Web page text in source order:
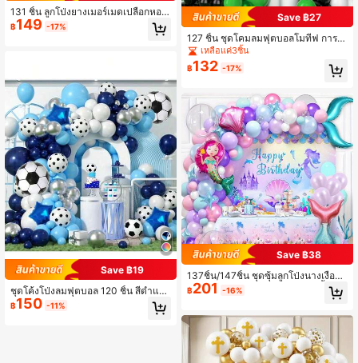
131 ชิ้น ลูกโป่งยางเมอร์เมดเปลือกหอย
สีชมพู, ม่วง, ส้ม ชุดซุ้มโค้งพวงมาลัย, ข
องตกแต่งงานวันเกิดธีมเจ้าหญิงใต้ทะเ
฿149 -17%
Save ฿19
ชุดโค้งโป่งลมฟุตบอล 120 ชิ้น สีดำและ
สีขาว พิมพ์ลูกฟุตบอลบนลูกโป่ง เหมาะ
สำหรับงานวันเกิด ชมรมฟุตบอล ปาร์ตี้
฿150 -11%
Save ฿27
127 ชิ้น ชุดโคมลมฟุตบอลโมทีฟ การต
กแต่งงานปาร์ตีท่ามกลางธีมกีฬา, ตกแ
ต่งวันเกิด, ตกแต่งงานเฉลิมฉลอง, ตกแ
ต่งพื้นหลังบรรยากาศ, ตกแต่งภายนอก
ต่งงานเลี้ยงฟุตบอลคัพ, ตกแต่งคริสต์ม
าส
เหลือแค่3ชิ้น
฿132 -17%
Save ฿38
137ชิ้น/147ชิ้น ชุดซุ้มลูกโป่งนางเงือก,
ชุดลูกโป่งสีผสม, ตกแต่งงานปาร์ตี้นางเ
งือก, ตกแต่งงานวันเกิด, ตกแต่งภายใน
฿201 -16%